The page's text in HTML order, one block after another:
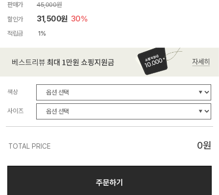
판매가
45,000원
할인가
31,500원 30%
적립금 1%
색상
사이즈
TOTAL PRICE 0원
주문하기